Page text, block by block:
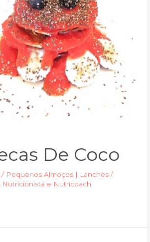
De Coco
/ Pequenos Almoços | Lanches /
Nutricionista e Nutricoach